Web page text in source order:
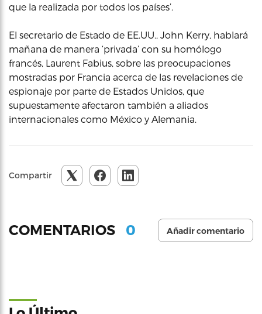
que la realizada por todos los países’.
El secretario de Estado de EE.UU., John Kerry, hablará
mañana de manera ‘privada’ con su homólogo
francés, Laurent Fabius, sobre las preocupaciones
mostradas por Francia acerca de las revelaciones de
espionaje por parte de Estados Unidos, que
supuestamente afectaron también a aliados
internacionales como México y Alemania.
Compartir
COMENTARIOS 0 Añadir comentario